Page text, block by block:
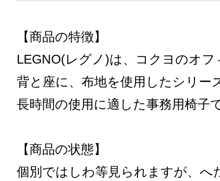
【商品の特徴】
LEGNO(レグノ)は、コクヨのオ
背と座に、布地を使用したシリー
長時間の使用に適した事務用椅子
【商品の状態】
個別ではしわ等見られますが、へ